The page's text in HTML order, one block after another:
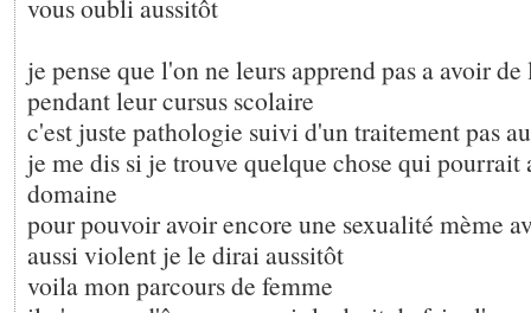
vous oubli aussitôt
je pense que l'on ne leurs apprend pas a avoir
pendant leur cursus scolaire
c'est juste pathologie suivi d'un traitement pas
je me dis si je trouve quelque chose qui pourrait
domaine
pour pouvoir avoir encore une sexualité mème
aussi violent je le dirai aussitôt
voila mon parcours de femme